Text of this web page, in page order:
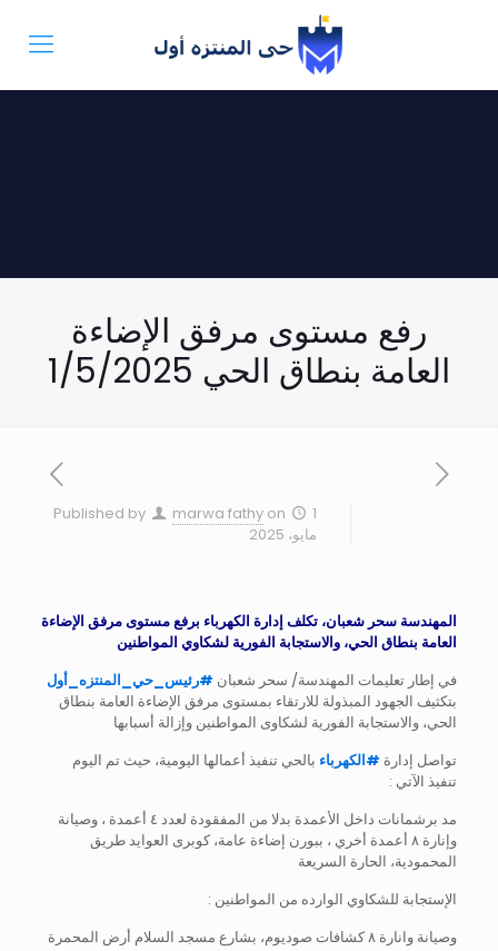
رفع مستوى مرفق الإضاءة
العامة بنطاق الحي 1/5/2025
Published by marwa fathy on
1
مايو، 2025
المهندسة سحر شعبان، تكلف إدارة الكهرباء برفع مستوى مرفق الإضاءة
العامة بنطاق الحي، والاستجابة الفورية لشكاوي المواطنين
في إطار تعليمات المهندسة/ سحر شعبان #رئيس_حي_المنتزه_أول
بتكثيف الجهود المبذولة للارتقاء بمستوى مرفق الإضاءة العامة بنطاق
الحي، والاستجابة الفورية لشكاوى المواطنين وإزالة أسبابها
تواصل إدارة #الكهرباء بالحي تنفيذ أعمالها اليومية، حيث تم اليوم
تنفيذ الآتي :
مد برشمانات داخل الأعمدة بدلا من المفقودة لعدد ٤ أعمدة ، وصيانة
وإنارة ٨ أعمدة أخري ، ببورن إضاءة عامة، كوبرى العوايد طريق
المحمودية، الحارة السريعة
الإستجابة للشكاوي الوارده من المواطنين :
وصيانة وانارة ٨ كشافات صوديوم، بشارع مسجد السلام أرض المحمرة